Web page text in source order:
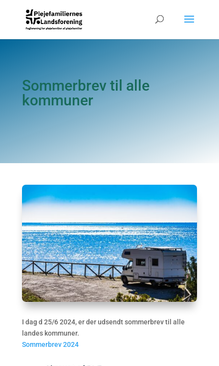
Sommerbrev til alle
kommuner
I dag d 25/6 2024, er der udsendt sommerbrev til alle
landes kommuner.
Sommerbrev 2024